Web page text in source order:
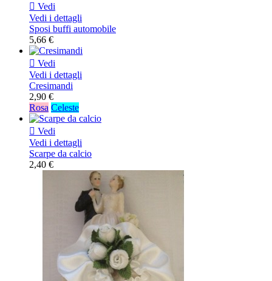
 Vedi
Vedi i dettagli
Sposi buffi automobile
5,66 €
 Vedi
Vedi i dettagli
Cresimandi
2,90 €
Rosa Celeste
 Vedi
Vedi i dettagli
Scarpe da calcio
2,40 €